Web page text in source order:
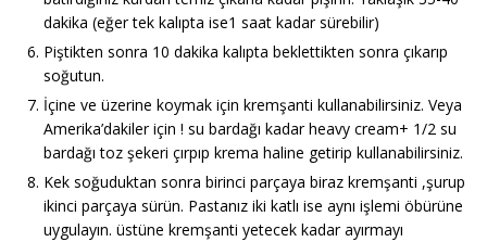
dakika (eğer tek kalıpta ise1 saat kadar sürebilir)
Piştikten sonra 10 dakika kalıpta beklettikten sonra çıkarıp
soğutun.
İçine ve üzerine koymak için kremşanti kullanabilirsiniz. Veya
Amerika’dakiler için ! su bardağı kadar heavy cream+ 1/2 su
bardağı toz şekeri çırpıp krema haline getirip kullanabilirsiniz.
Kek soğuduktan sonra birinci parçaya biraz kremşanti ,şurup
ikinci parçaya sürün. Pastanız iki katlı ise aynı işlemi öbürüne
uygulayın. üstüne kremşanti yetecek kadar ayırmayı